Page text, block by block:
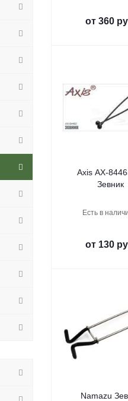
от 360
Axis AX-
Зевник
Есть в
от 130
Namazu